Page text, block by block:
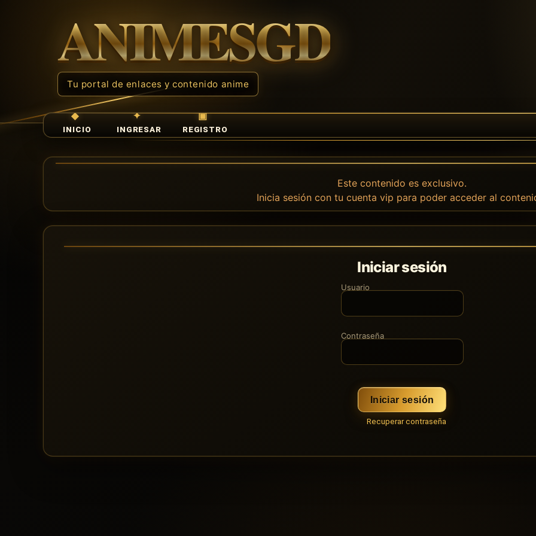
INICIO INGRESAR REGISTRO
Este contenido es exclusivo.
Inicia sesión con tu cuenta vip para poder acceder al
Iniciar sesión
Usuario
Contraseña
Iniciar sesión
Recuperar contraseña